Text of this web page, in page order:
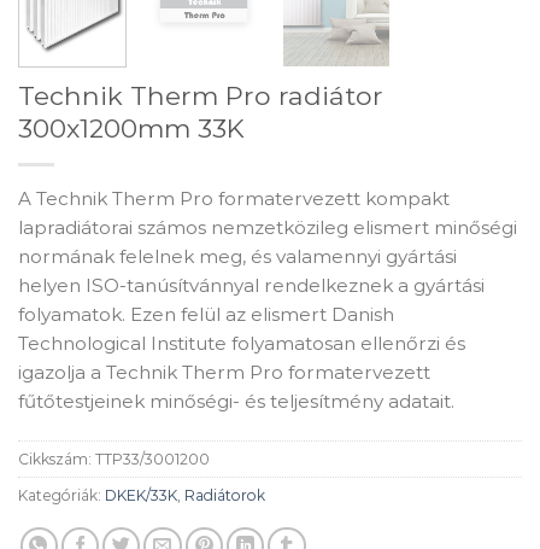
Technik Therm Pro radiátor
300x1200mm 33K
A Technik Therm Pro formatervezett kompakt
lapradiátorai számos nemzetközileg elismert minőségi
normának felelnek meg, és valamennyi gyártási
helyen ISO-tanúsítvánnyal rendelkeznek a gyártási
folyamatok. Ezen felül az elismert Danish
Technological Institute folyamatosan ellenőrzi és
igazolja a Technik Therm Pro formatervezett
fűtőtestjeinek minőségi- és teljesítmény adatait.
Cikkszám: TTP33/3001200
Kategóriák: DKEK/33K Radiátorok